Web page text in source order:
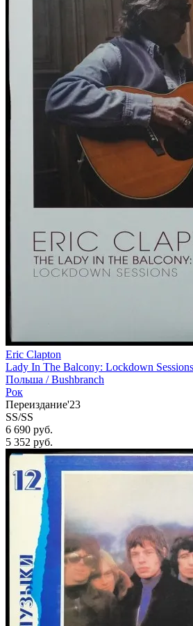
Eric Clapton
Lady In The Balcony: Lockdown
Польша /Bushbranch
Рок
Переиздание'23
SS/SS
6 690 руб.
5 352 руб.